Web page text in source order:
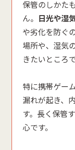
保管のしかた
ん。
日光や湿
や劣化を防ぐ
場所や、湿気
きたいところで
特に携帯ゲー
漏れが起き、
す。長く保管
心です。